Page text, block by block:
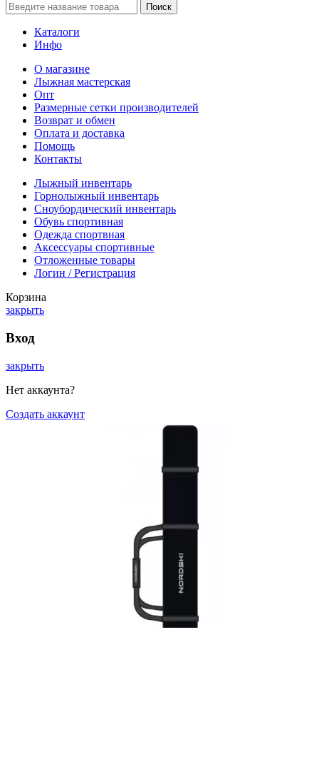
Поиск
Каталоги
Инфо
О магазине
Лыжная мастерская
Опт
Размерные сетки производителей
Возврат и обмен
Оплата и доставка
Помощь
Контакты
Лыжный инвентарь
Горнолыжный инвентарь
Сноубордический инвентарь
Обувь спортивная
Одежда спортвная
Аксессуары спортивные
Отложенные товары
Логин / Регистрация
Корзина
закрыть
Вход
закрыть
Нет аккаунта?
Создать аккаунт